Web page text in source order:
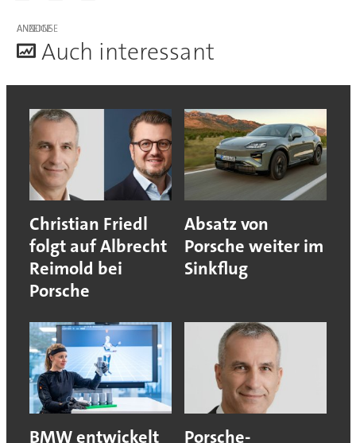
ANZEIGE
Auch interessant
Christian Friedl
folgt auf Albrecht
Reimold bei
Porsche
Absatz von
Porsche weiter im
Sinkflug
BMW entwickelt
Porsche-